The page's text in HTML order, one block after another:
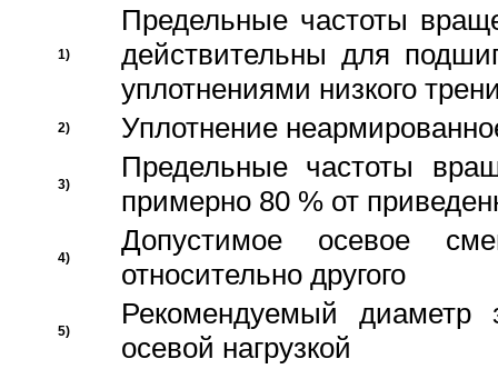
1)
Предельные частоты
действительны для
уплотнениями низкого
2) Уплотнение
3)
Предельные частоты
примерно 80 % от
4)
Допустимое осевое
относительно другого
5)
Рекомендуемый диаметр
осевой нагрузкой